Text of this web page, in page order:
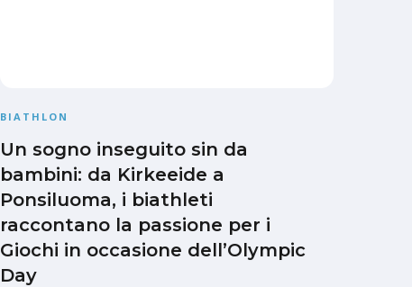
BIATHLON
Un sogno inseguito sin da
bambini: da Kirkeeide a
Ponsiluoma, i biathleti
raccontano la passione per i
Giochi in occasione dell’Olympic
Day